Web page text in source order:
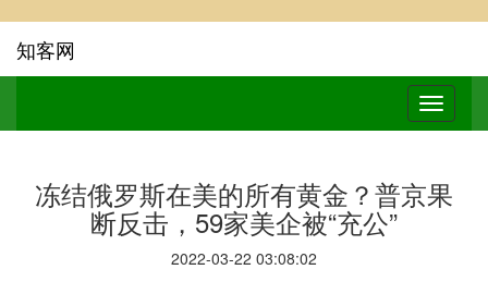
知客网
冻结俄罗斯在美的所有黄金？普京果
断反击，59家美企被“充公”
2022-03-22 03:08:02